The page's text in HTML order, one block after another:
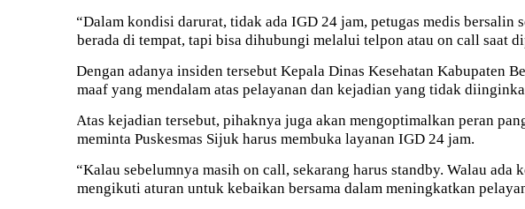
“Dalam kondisi darurat, tidak ada IGD 24 jam, petugas medis bersalin
berada di tempat, tapi bisa dihubungi melalui telpon atau on call saat
Dengan adanya insiden tersebut Kepala Dinas Kesehatan Kabupaten
maaf yang mendalam atas pelayanan dan kejadian yang tidak
Atas kejadian tersebut, pihaknya juga akan mengoptimalkan peran
meminta Puskesmas Sijuk harus membuka layanan IGD 24 jam.
“Kalau sebelumnya masih on call, sekarang harus standby. Walau ada
mengikuti aturan untuk kebaikan bersama dalam meningkatkan